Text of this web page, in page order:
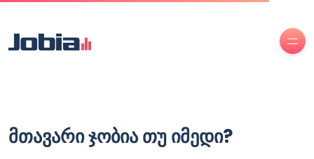
მთავარი ჯობია თუ იმედი?